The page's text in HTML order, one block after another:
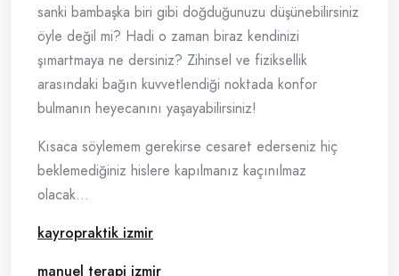
sanki bambaşka biri gibi doğduğunuzu düşünebilirsiniz
öyle değil mi? Hadi o zaman biraz kendinizi
şımartmaya ne dersiniz? Zihinsel ve fiziksellik
arasındaki bağın kuvvetlendiği noktada konfor
bulmanın heyecanını yaşayabilirsiniz!
Kısaca söylemem gerekirse cesaret ederseniz hiç
beklemediğiniz hislere kapılmanız kaçınılmaz
olacak…
kayropraktik izmir
manuel terapi izmir